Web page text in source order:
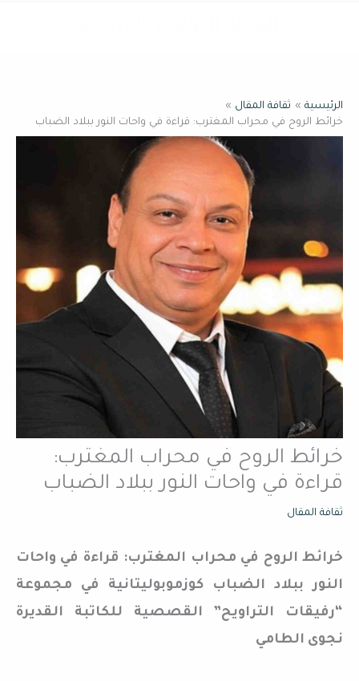
الرئيسية
ثقافة المقال
خرائط الروح في محراب المغترب: قراءة في واحات النور ببلاد الضباب
خرائط الروح في محراب المغترب:
قراءة في واحات النور ببلاد الضباب
ثقافة المقال
خرائط الروح في محراب المغترب: قراءة في واحات
النور ببلاد الضباب كوزموبوليتانية في مجموعة
“رفيقات التراويح” القصصية للكاتبة القديرة
نجوى الطامي